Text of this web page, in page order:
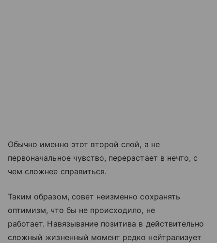
Обычно именно этот второй слой, а не
первоначальное чувство, перерастает в нечто, с
чем сложнее справиться.
Таким образом, совет неизменно сохранять
оптимизм, что бы не происходило, не
работает. Навязывание позитива в действительно
сложный жизненный момент редко нейтрализует